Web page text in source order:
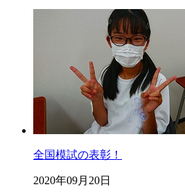
全国模試の表彰！
2020年09月20日